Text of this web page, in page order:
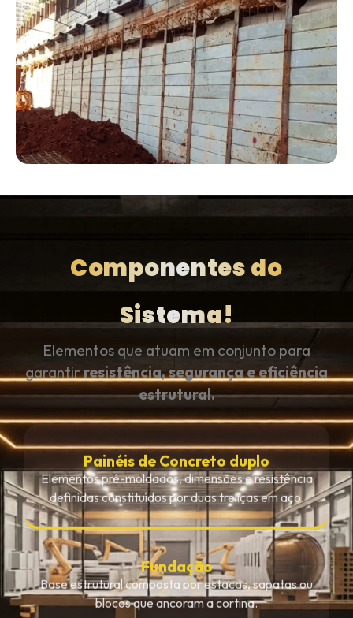
Componentes do
Sistema!
Elementos que atuam em conjunto para
garantirresistência, segurança e eficiência
estrutural.
Painéis de Concreto duplo
Elementos pré-moldados, dimensões e resistência
definidas constituídos por duas treliças em aço.
Fundação
Base estrutural composta por estacas, sapatas ou
blocos que ancoram a cortina.